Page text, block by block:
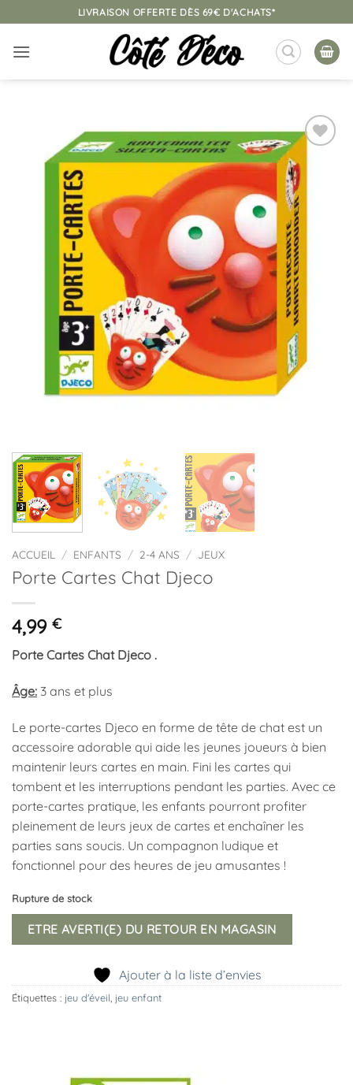
au
contenu
LIVRAISON OFFERTE DÈS 69€ D'ACHATS*
Ajouter
d’envies
ACCUEIL / ENFANTS / 2-4 ANS / JEUX
Porte Cartes Chat Djeco
4,99 €
Porte Cartes Chat Djeco .
Âge: 3 ans et plus
Le porte-cartes Djeco en forme de tête de chat est un
accessoire adorable qui aide les jeunes joueurs à bien
maintenir leurs cartes en main. Fini les cartes qui
tombent et les interruptions pendant les parties. Avec ce
porte-cartes pratique, les enfants pourront profiter
pleinement de leurs jeux de cartes et enchaîner les
parties sans soucis. Un compagnon ludique et
fonctionnel pour des heures de jeu amusantes !
Rupture de stock
ETRE AVERTI(E) DU RETOUR EN MAGASIN
Ajouter à la liste d’envies
Étiquettes : jeu d'éveil jeu enfant